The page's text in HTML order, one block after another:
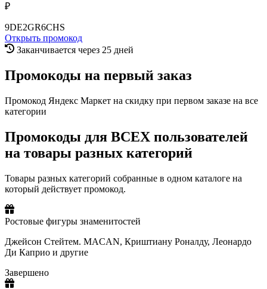
₽
9DE2GR6CHS
Открыть промокод
Заканчивается через 25 дней
Промокоды на первый заказ
Промокод Яндекс Маркет на скидку при первом заказе на все
категории
Промокоды для ВСЕХ пользователей
на товары разных категорий
Товары разных категорий собранные в одном каталоге на
который действует промокод.
Ростовые фигуры знаменитостей
Джейсон Стейтем. MACAN, Криштиану Роналду, Леонардо
Ди Каприо и другие
Завершено